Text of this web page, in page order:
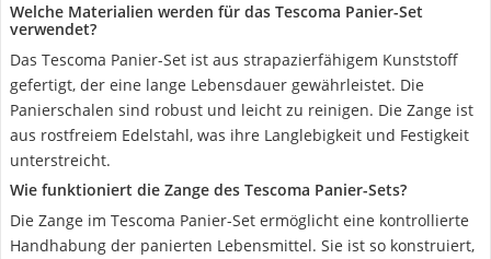
Welche Materialien werden für das Tescoma Panier-Set
verwendet?
Das Tescoma Panier-Set ist aus strapazierfähigem Kunststoff
gefertigt, der eine lange Lebensdauer gewährleistet. Die
Panierschalen sind robust und leicht zu reinigen. Die Zange ist
aus rostfreiem Edelstahl, was ihre Langlebigkeit und Festigkeit
unterstreicht.
Wie funktioniert die Zange des Tescoma Panier-Sets?
Die Zange im Tescoma Panier-Set ermöglicht eine kontrollierte
Handhabung der panierten Lebensmittel. Sie ist so konstruiert,